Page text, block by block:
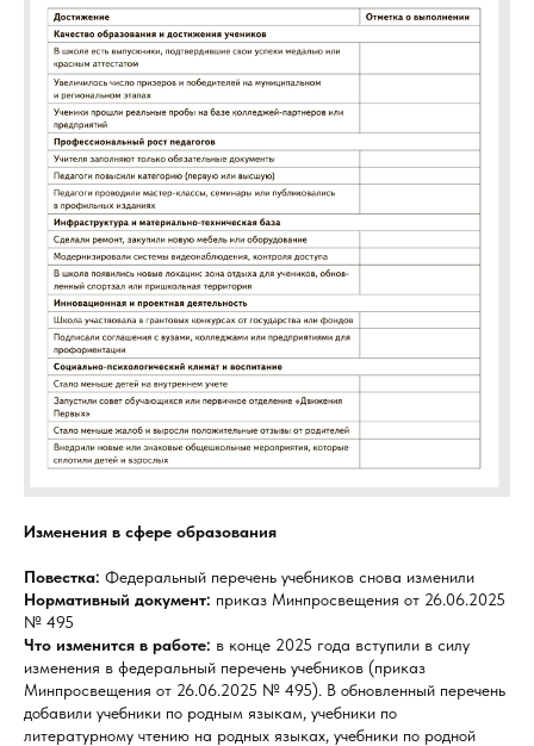
Изменения в сфере образования
Повестка: Федеральный перечень учебников снова изменили
Нормативный документ: приказ Минпросвещения от 26.06.2025
№ 495
Что изменится в работе: в конце 2025 года вступили в силу
изменения в федеральный перечень учебников (приказ
Минпросвещения от 26.06.2025 № 495). В обновленный перечень
добавили учебники по родным языкам, учебники по
литературному чтению на родных языках, учебники по родной